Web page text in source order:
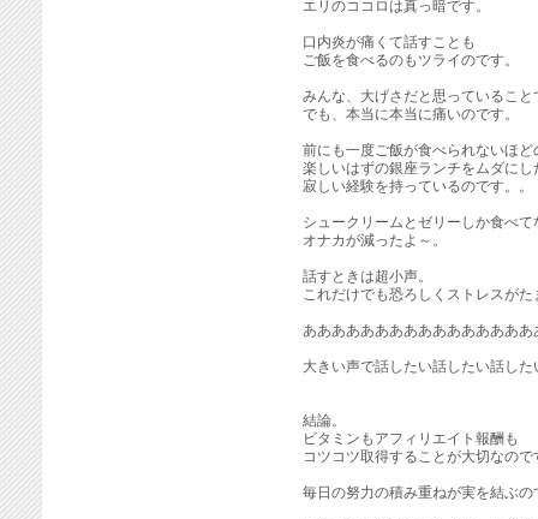
エリのココロは真っ暗です。
口内炎が痛くて話すことも
ご飯を食べるのもツライのです。
みんな、大げさだと思っているこ
でも、本当に本当に痛いのです。
前にも一度ご飯が食べられないほ
楽しいはずの銀座ランチをムダにし
寂しい経験を持っているのです。。
シュークリームとゼリーしか食べて
オナカが減ったよ～。
話すときは超小声。
これだけでも恐ろしくストレスがた
あああああああああああああああ
大きい声で話したい話したい話した
結論。
ビタミンもアフィリエイト報酬も
コツコツ取得することが大切なので
毎日の努力の積み重ねが実を結ぶの